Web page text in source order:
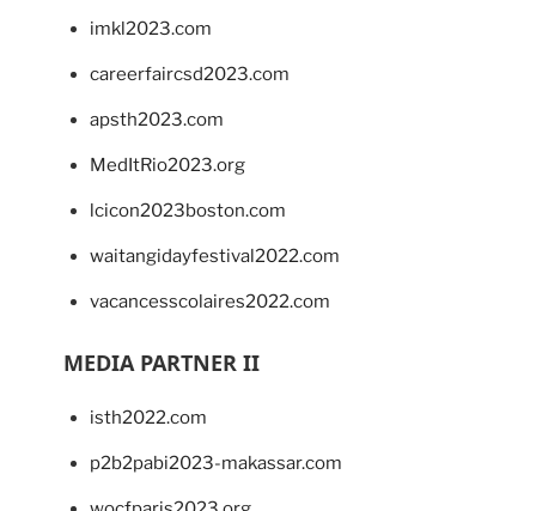
imkl2023.com
careerfaircsd2023.com
apsth2023.com
MedItRio2023.org
lcicon2023boston.com
waitangidayfestival2022.com
vacancesscolaires2022.com
MEDIA PARTNER II
isth2022.com
p2b2pabi2023-makassar.com